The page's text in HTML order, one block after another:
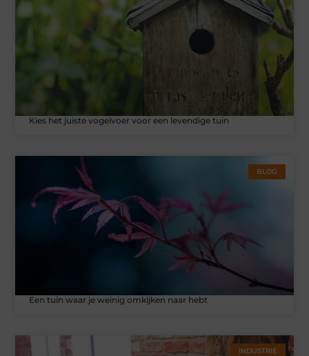
Kies het juiste vogelvoer voor een levendige tuin
BLOG
Een tuin waar je weinig omkijken naar hebt
INDUSTRIE